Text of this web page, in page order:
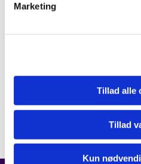
Marketing
Tillad alle
Tillad
Kun